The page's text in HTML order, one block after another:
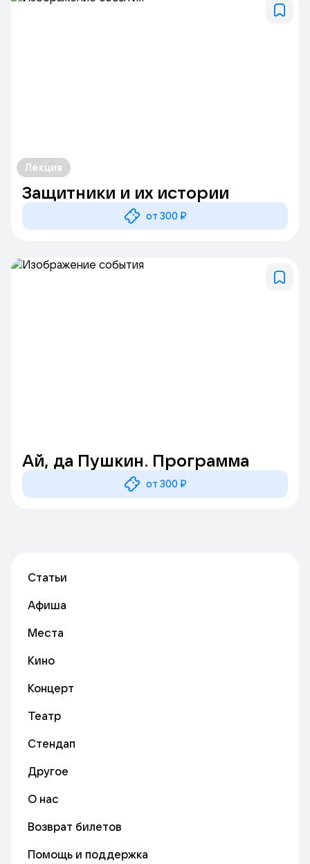
Лекция
Защитники и их истории
от 300 ₽
Ай, да Пушкин. Программа
от 300 ₽
Статьи
Афиша
Места
Кино
Концерт
Театр
Стендап
Другое
О нас
Возврат билетов
Помощь и поддержка